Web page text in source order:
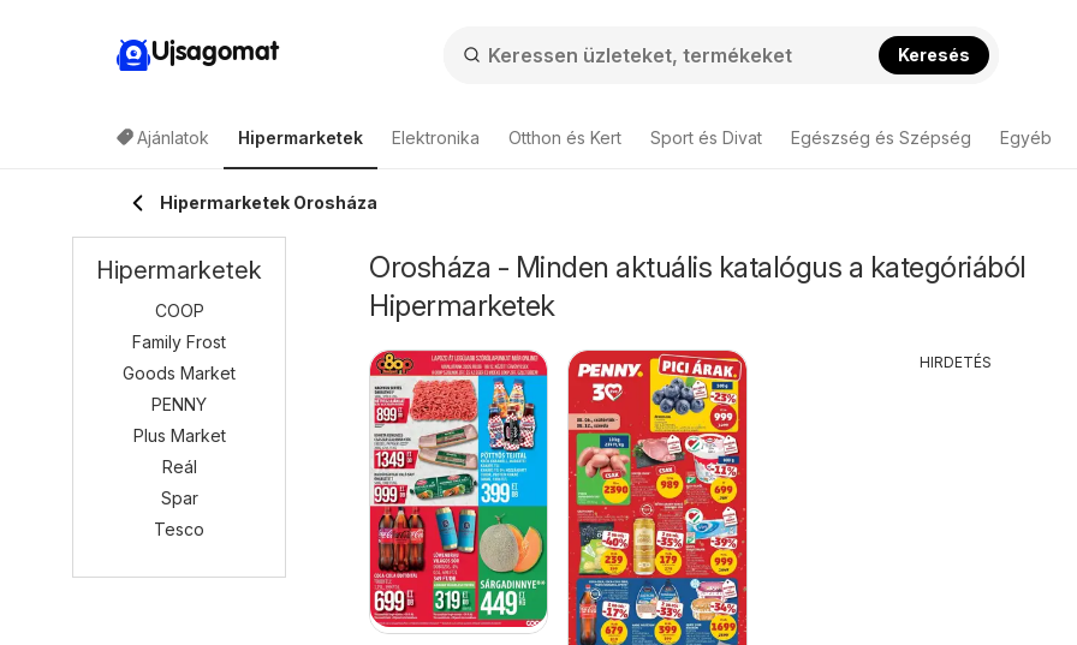
Ujsagomat Keresés
Ajánlatok Hipermarketek Elektronika Otthon és Kert Sport és Divat Egészség és Szépség Egyéb
Hipermarketek Orosháza
Orosháza - Minden aktuális katalógus a kategóriából
Hipermarketek
HIRDETÉS
Hipermarketek
COOP
Family Frost
Goods Market
PENNY
Plus Market
Reál
Spar
Tesco